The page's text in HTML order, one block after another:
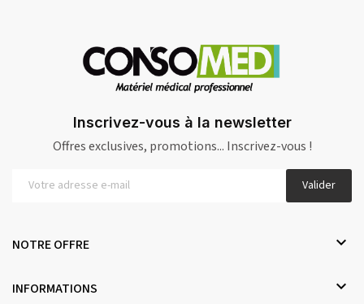
Inscrivez-vous à la newsletter
Offres exclusives, promotions... Inscrivez-vous !
Valider
NOTRE OFFRE 
INFORMATIONS 